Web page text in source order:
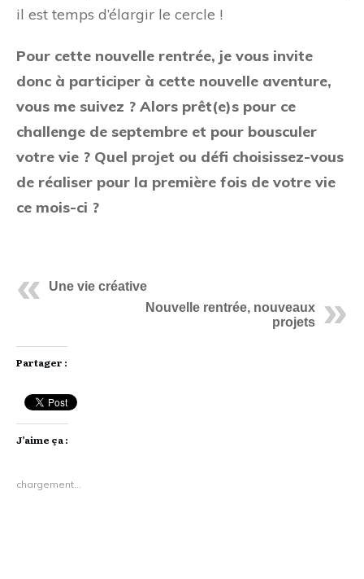
il est temps d’élargir le cercle !
Pour cette nouvelle rentrée, je vous invite
donc à participer à cette nouvelle aventure,
vous me suivez ? Alors prêt(e)s pour ce
challenge de septembre et pour bousculer
votre vie ? Quel projet ou défi choisissez-vous
de réaliser pour la première fois de votre vie
ce mois-ci ?
Une vie créative
Nouvelle rentrée, nouveaux
projets
Partager :
J’aime ça :
chargement…